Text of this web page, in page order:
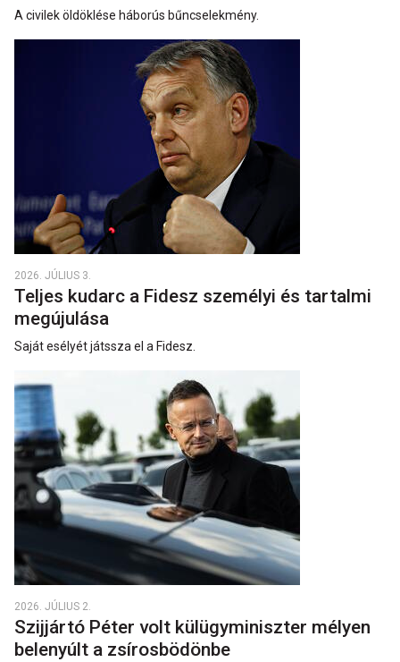
A civilek öldöklése háborús bűncselekmény.
2026. JÚLIUS 3.
Teljes kudarc a Fidesz személyi és tartalmi
megújulása
Saját esélyét játssza el a Fidesz.
2026. JÚLIUS 2.
Szijjártó Péter volt külügyminiszter mélyen
belenyúlt a zsírosbödönbe